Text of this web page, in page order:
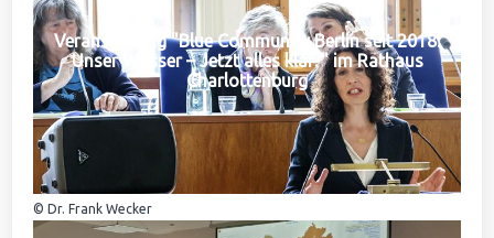
Veranstaltung "Blue Community Berlin seit 2018:
Unser Wasser – Jetzt alles klar?" im Rathaus
Charlottenburg
© Dr. Frank Wecker